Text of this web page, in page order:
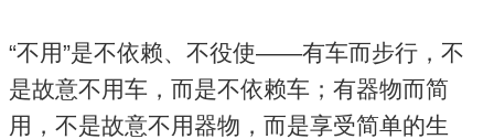
“不用”是不依赖、不役使——有车而步行，不
是故意不用车，而是不依赖车；有器物而简
用，不是故意不用器物，而是享受简单的生